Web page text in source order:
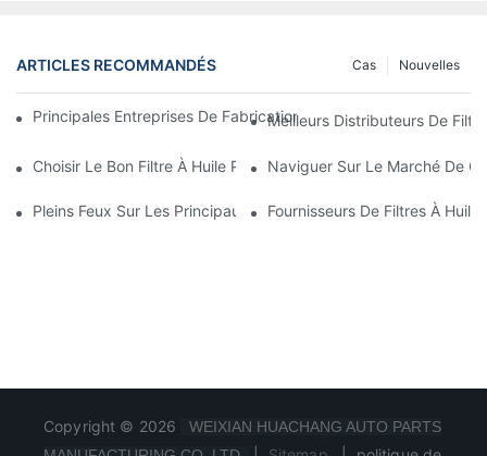
ARTICLES RECOMMANDÉS Nouvelles
Cas
Principales Entreprises De Fabrication De Filtres À Huile : Un
Meilleurs Distributeurs De
Choisir Le Bon Filtre À Huile Pour Votre Modèle De Véhicule :
Naviguer Sur Le Marché De
Pleins Feux Sur Les Principaux Fabricants De Filtres À Huile Et
Fournisseurs De Filtres À
Copyright © 2026
WEIXIAN HUACHANG AUTO PARTS